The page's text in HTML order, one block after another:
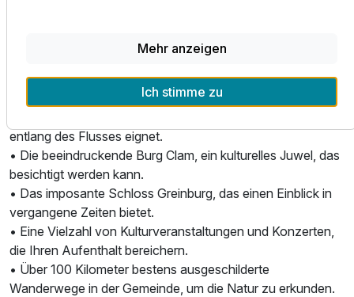
• Ein Freizeitzentrum mit einem Erlebnisfreibad und einer
Tennishalle für sportliche Aktivitäten.
• Den Burgen- und Schlösserweg, der Sie zu historischen
Bauwerken in der Umgebung führt.
entlang des Flusses eignet.
• Die beeindruckende Burg Clam, ein kulturelles Juwel, das
besichtigt werden kann.
• Das imposante Schloss Greinburg, das einen Einblick in
vergangene Zeiten bietet.
• Eine Vielzahl von Kulturveranstaltungen und Konzerten,
die Ihren Aufenthalt bereichern.
• Über 100 Kilometer bestens ausgeschilderte
Wanderwege in der Gemeinde, um die Natur zu erkunden.
Mehr anzeigen
Ich stimme zu